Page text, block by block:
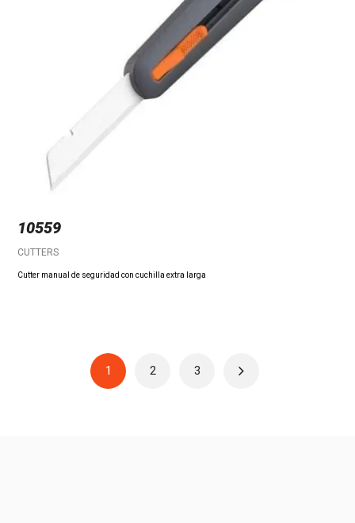
10559
CUTTERS
Cutter manual de seguridad con cuchilla extra larga
1 2 3